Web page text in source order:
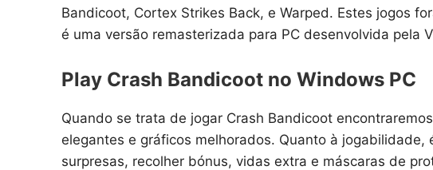
Bandicoot, Cortex Strikes Back, e Warped. Estes jogos
é uma versão remasterizada para PC desenvolvida pela
Play Crash Bandicoot no Windows PC
Quando se trata de jogar Crash Bandicoot
elegantes e gráficos melhorados. Quanto à
surpresas, recolher bónus, vidas extra e máscaras de